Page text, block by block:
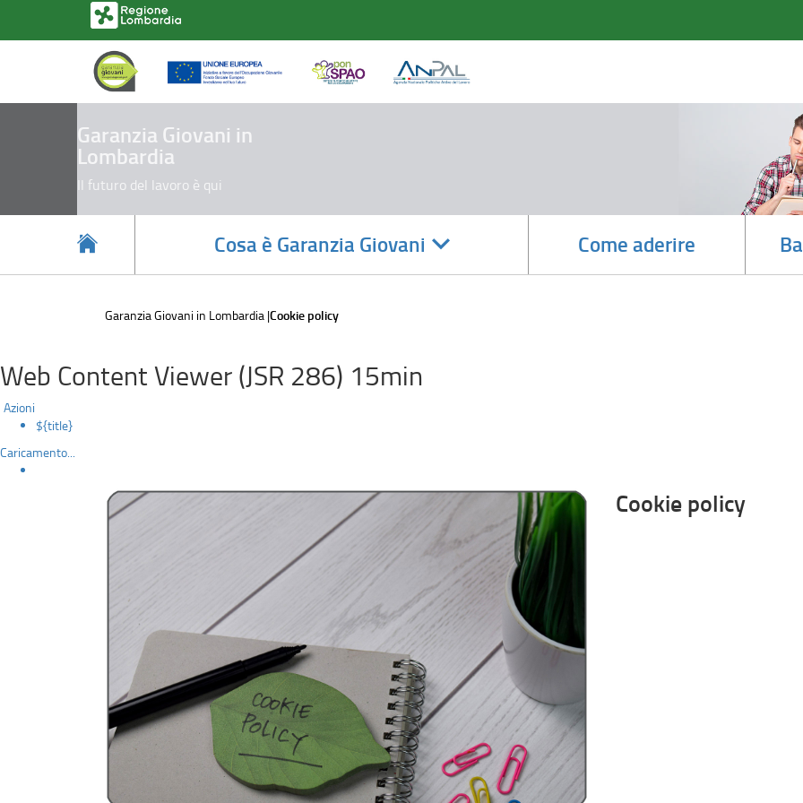
contenuto
policy
Garanzia Giovani in
Lombardia
Il futuro del lavoro è qui
Cosa è Garanzia Giovani accedi
sotto
Come aderire
Garanzia Giovani in Lombardia Cookie policy
Web Content Viewer (JSR 286) 15min
Azioni
${title}
Caricamento...
Cookie policy